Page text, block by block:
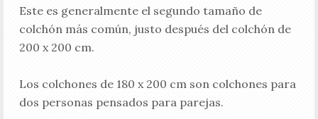
Este es generalmente el segundo tamaño de
colchón más común, justo después del colchón de
200 x 200 cm.
Los colchones de 180 x 200 cm son colchones para
dos personas pensados ​​para parejas.